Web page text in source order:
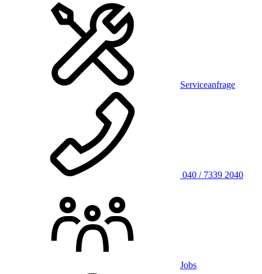
Serviceanfrage
040 / 7339 2040
Jobs